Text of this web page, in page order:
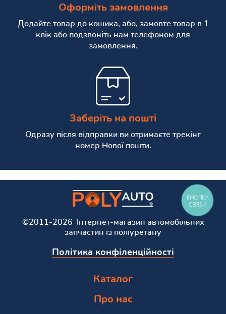
Оформіть замовлення
Додайте товар до кошика, або, замовте товар в 1
клік або подзвоніть нам телефоном для
замовлення.
Заберіть на пошті
Одразу після відправки ви отримаєте трекінг
номер Нової пошти.
©2011-2026 Інтернет-магазин автомобільних
запчастин із поліуретану
Політика конфіленційності
Каталог
Про нас
КНОПКА
СВЯЗИ